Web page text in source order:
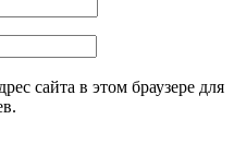
сайта в этом браузере для